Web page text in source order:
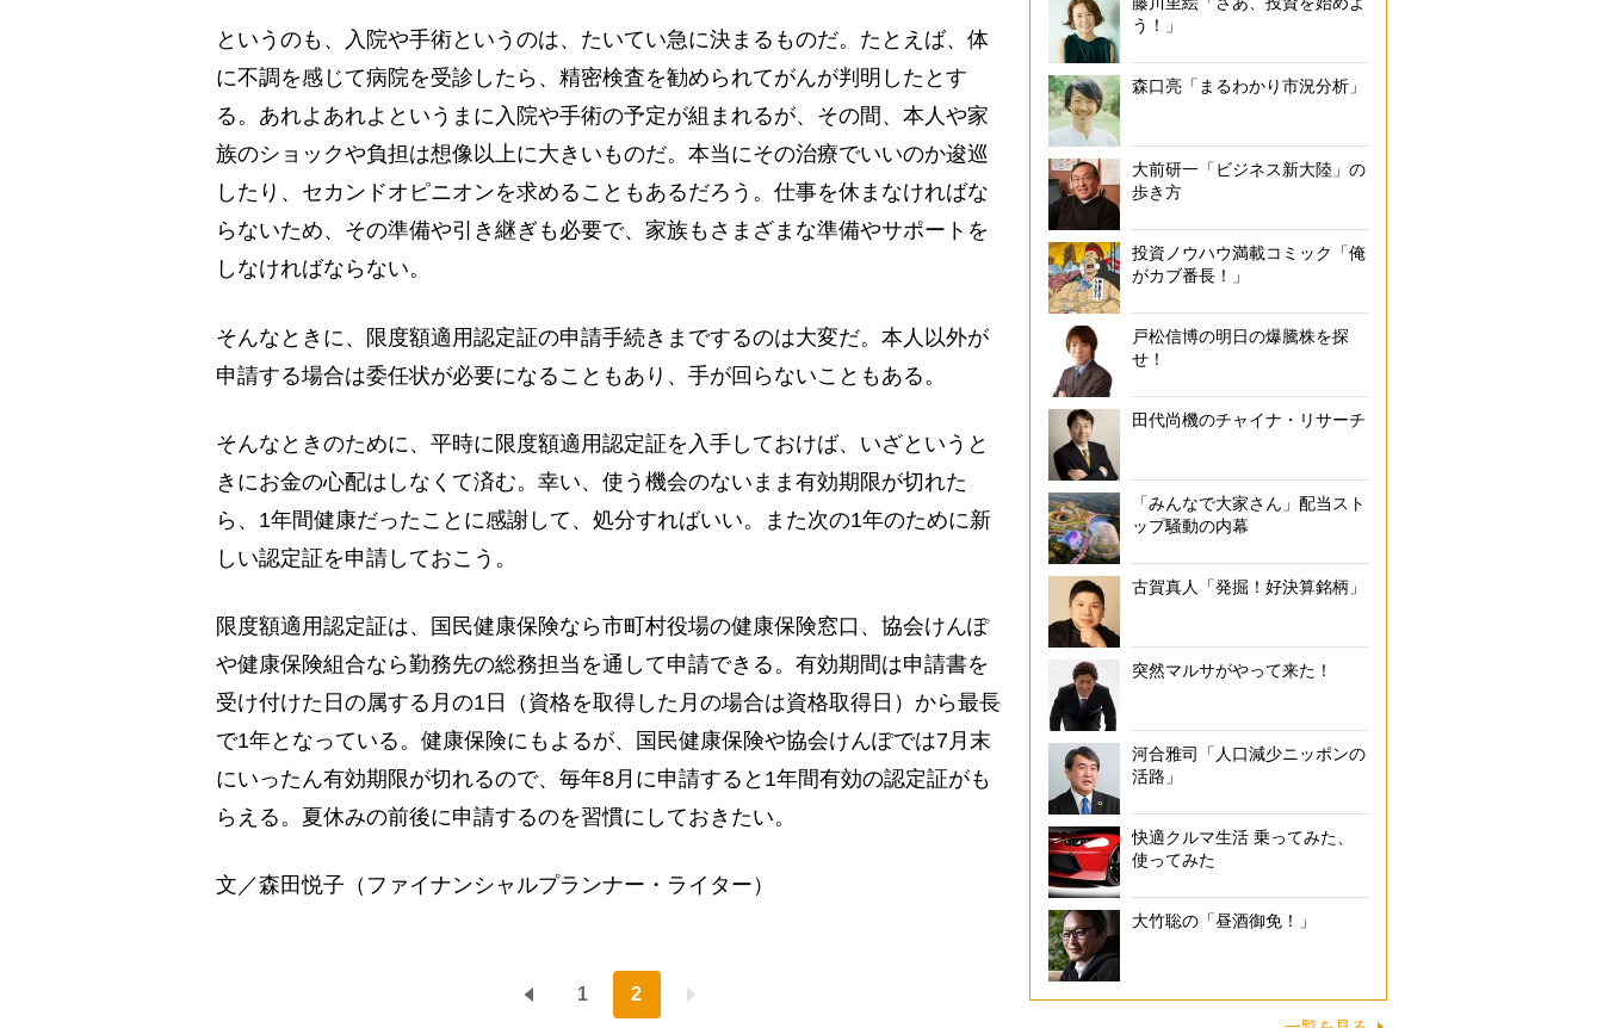
というのも、入院や手術というのは、たいてい急に決まるものだ。たとえば、体
に不調を感じて病院を受診したら、精密検査を勧められてがんが判明したとす
る。あれよあれよというまに入院や手術の予定が組まれるが、その間、本人や家
族のショックや負担は想像以上に大きいものだ。本当にその治療でいいのか逡巡
したり、セカンドオピニオンを求めることもあるだろう。仕事を休まなければな
らないため、その準備や引き継ぎも必要で、家族もさまざまな準備やサポートを
しなければならない。
そんなときに、限度額適用認定証の申請手続きまでするのは大変だ。本人以外が
申請する場合は委任状が必要になることもあり、手が回らないこともある。
そんなときのために、平時に限度額適用認定証を入手しておけば、いざというと
きにお金の心配はしなくて済む。幸い、使う機会のないまま有効期限が切れた
ら、1年間健康だったことに感謝して、処分すればいい。また次の1年のために新
しい認定証を申請しておこう。
限度額適用認定証は、国民健康保険なら市町村役場の健康保険窓口、協会けんぽ
や健康保険組合なら勤務先の総務担当を通して申請できる。有効期間は申請書を
受け付けた日の属する月の1日（資格を取得した月の場合は資格取得日）から最長
で1年となっている。健康保険にもよるが、国民健康保険や協会けんぽでは7月末
にいったん有効期限が切れるので、毎年8月に申請すると1年間有効の認定証がも
らえる。夏休みの前後に申請するのを習慣にしておきたい。
文／森田悦子（ファイナンシャルプランナー・ライター）
1 2
う！」
森口亮「まるわかり市況分析」
大前研一「ビジネス新大陸」の
歩き方
投資ノウハウ満載コミック「俺
がカブ番長！」
戸松信博の明日の爆騰株を探
せ！
田代尚機のチャイナ・リサーチ
「みんなで大家さん」配当スト
ップ騒動の内幕
古賀真人「発掘！好決算銘柄」
突然マルサがやって来た！
河合雅司「人口減少ニッポンの
活路」
快適クルマ生活 乗ってみた、
使ってみた
大竹聡の「昼酒御免！」